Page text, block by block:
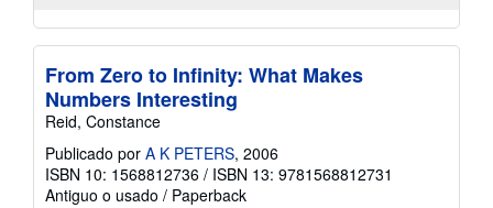
From Zero to Infinity: What Makes
Numbers Interesting
Reid, Constance
Publicado por A K PETERS, 2006
ISBN 10: 1568812736 / ISBN 13: 9781568812731
Antiguo o usado / Paperback